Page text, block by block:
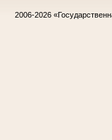
2006-2026